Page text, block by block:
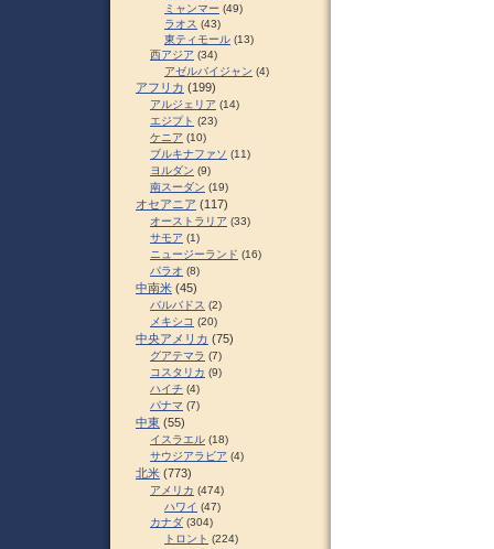
ミャンマー (49)
ラオス (43)
東ティモール (13)
西アジア (34)
アゼルバイジャン (4)
アフリカ (199)
アルジェリア (14)
エジプト (23)
ケニア (10)
ブルキナファソ (11)
ヨルダン (9)
南スーダン (19)
オセアニア (117)
オーストラリア (33)
サモア (1)
ニュージーランド (16)
パラオ (8)
中南米 (45)
バルバドス (2)
メキシコ (20)
中央アメリカ (75)
グアテマラ (7)
コスタリカ (9)
ハイチ (4)
パナマ (7)
中東 (55)
イスラエル (18)
サウジアラビア (4)
北米 (773)
アメリカ (474)
ハワイ (47)
カナダ (304)
トロント (224)